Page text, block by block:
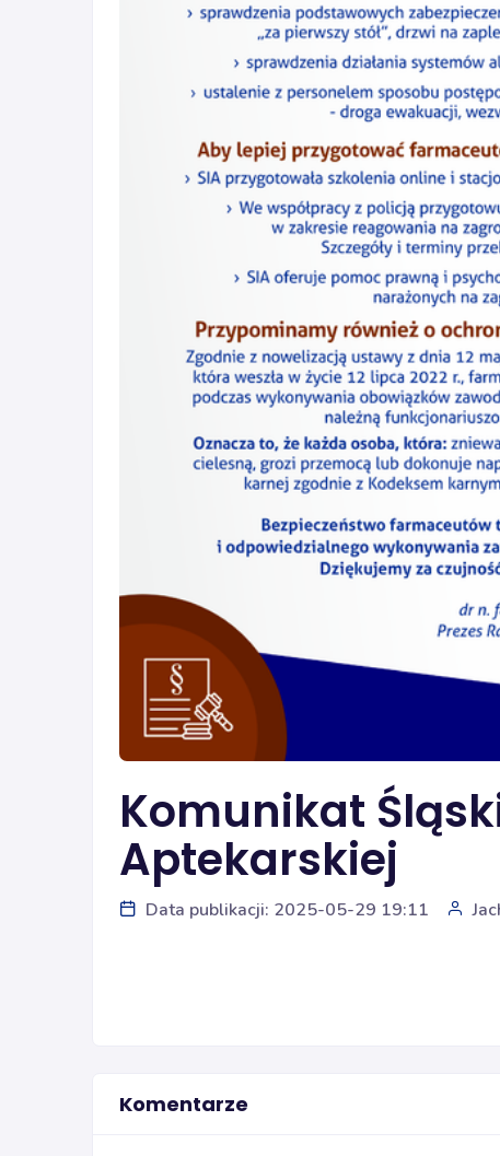
Komunikat
Aptekarskiej
Data publikacji: 2025-05-29 19:11
Komentarze